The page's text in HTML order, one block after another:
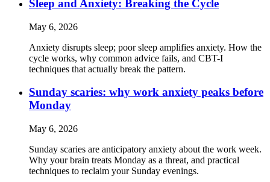
Sleep and Anxiety: Breaking the Cycle
May 6, 2026
Anxiety disrupts sleep; poor sleep amplifies anxiety. How the
cycle works, why common advice fails, and CBT-I
techniques that actually break the pattern.
Sunday scaries: why work anxiety peaks before
Monday
May 6, 2026
Sunday scaries are anticipatory anxiety about the work week.
Why your brain treats Monday as a threat, and practical
techniques to reclaim your Sunday evenings.